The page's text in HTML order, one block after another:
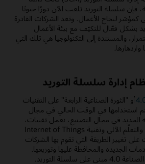
فإن سلسلة التوريد تلعب الآن دورًا حيويًا
لنجاح الأعمال. وتعد الشركات القادرة
بشكل فعّال للتكيّف مع بيئة الأعمال
والمستندة إلى التكنولوجيا هي تلك التي
أو "الثورة الصناعية الرابعة" على التقنيات
استخدامها في الوقت الحالي في مجال
الجديد في مجال التصنيع، تعمل تقنيات،
مثل الذكاء الاصطناعي والتعلّم الآلي وتقنية Internet of Things
تغيير الطريقة التي تقوم بها الشركات
الجديدة والمحافظة عليها وتوزيعها.
التوريد.